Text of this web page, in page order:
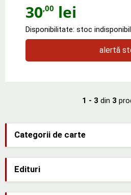
Categorii de carte
Edituri
30,00 lei
Disponibilitate: stoc indisponibil
alertă
1 - 3 din 3